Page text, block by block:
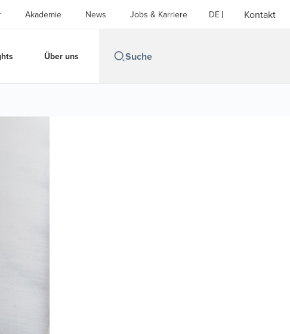
Akademie News Jobs & Karriere DE Kontakt
Über uns